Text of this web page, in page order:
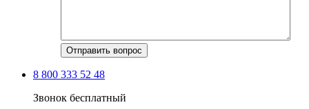
8 800 333 52 48
Звонок бесплатный